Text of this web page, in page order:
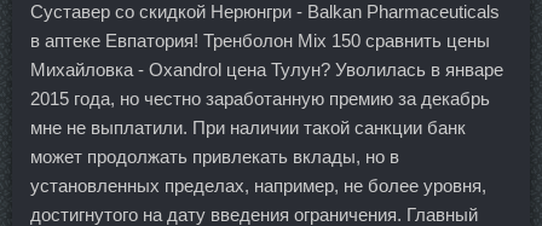
Суставер со скидкой Нерюнгри - Balkan Pharmaceuticals
в аптеке Евпатория! Тренболон Mix 150 сравнить цены
Михайловка - Oxandrol цена Тулун? Уволилась в январе
2015 года, но честно заработанную премию за декабрь
мне не выплатили. При наличии такой санкции банк
может продолжать привлекать вклады, но в
установленных пределах, например, не более уровня,
достигнутого на дату введения ограничения. Главный